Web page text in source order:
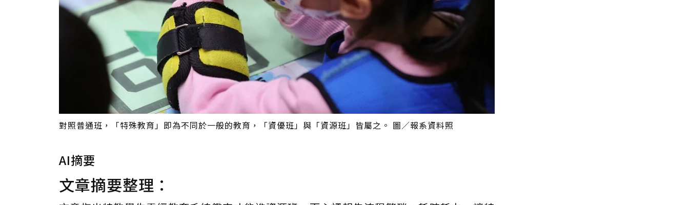
對照普通班，「特殊教育」即為不同於一般的教育，「資優班」與「資源班」皆屬之。 圖／報系資料照
AI摘要
文章摘要整理：